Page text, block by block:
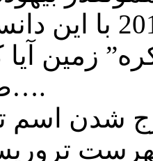
که کسی بگه خب… در
زمین
صاف و مسطح….
شدن